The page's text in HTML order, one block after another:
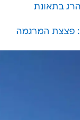
בתאונת
פצצת המרגמה